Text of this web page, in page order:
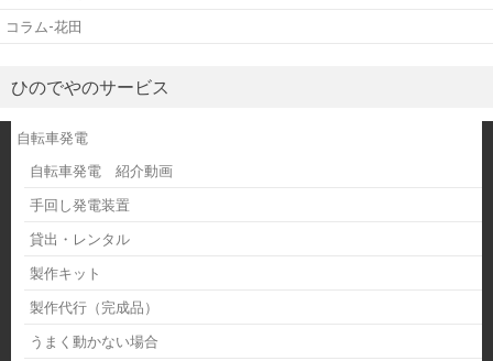
コラム-花田
ひのでやのサービス
自転車発電
自転車発電 紹介動画
手回し発電装置
貸出・レンタル
製作キット
製作代行（完成品）
うまく動かない場合